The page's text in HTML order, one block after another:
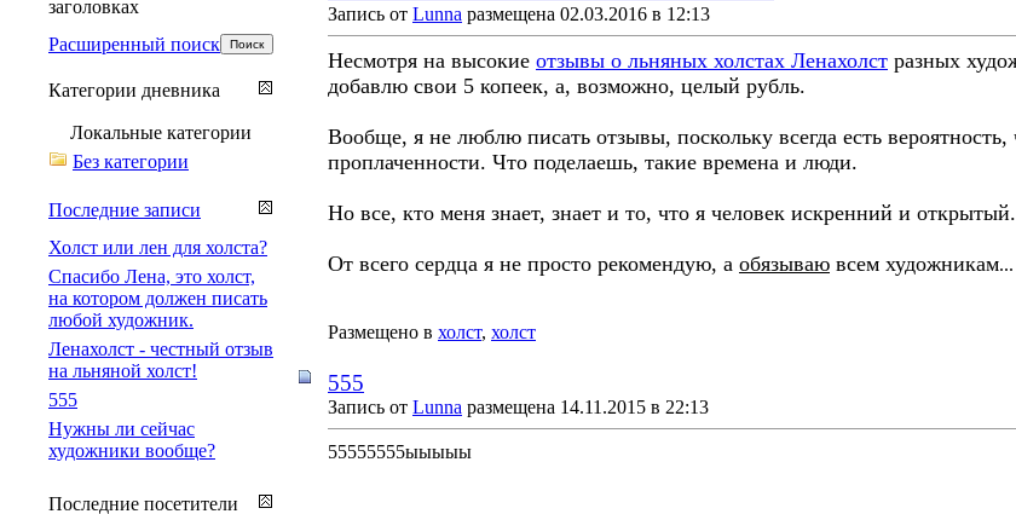
Запись от Lunna размещена 02.03.2016 в 12:13
Несмотря на высокие отзывы о льняных холстах Ленахолст разных
добавлю свои 5 копеек, а, возможно, целый рубль.
Вообще, я не люблю писать отзывы, поскольку всегда есть вероятность,
проплаченности. Что поделаешь, такие времена и люди.
Но все, кто меня знает, знает и то, что я человек искренний и открытый.
От всего сердца я не просто рекомендую, а обязываю всем художникам...
Размещено в холст, холст
555
Запись от Lunna размещена 14.11.2015 в 22:13
55555555ыыыыы
заголовках
Расширенный поиск
Категории дневника
Локальные категории
Без категории
Последние записи
Холст или лен для холста?
Спасибо Лена, это холст,
на котором должен писать
любой художник.
Ленахолст - честный отзыв
на льняной холст!
555
Нужны ли сейчас
художники вообще?
Последние посетители